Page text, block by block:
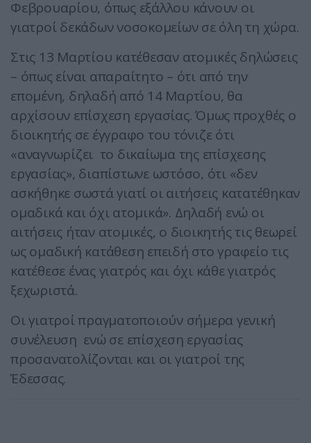
Φεβρουαρίου, όπως εξάλλου κάνουν οι
γιατροί δεκάδων νοσοκομείων σε όλη τη χώρα.
Στις 13 Μαρτίου κατέθεσαν ατομικές δηλώσεις
– όπως είναι απαραίτητο – ότι από την
επομένη, δηλαδή από 14 Μαρτίου, θα
αρχίσουν επίσχεση εργασίας. Όμως προχθές ο
διοικητής σε έγγραφο του τόνιζε ότι
«αναγνωρίζει το δικαίωμα της επίσχεσης
εργασίας», διαπίστωνε ωστόσο, ότι «δεν
ασκήθηκε σωστά γιατί οι αιτήσεις κατατέθηκαν
ομαδικά και όχι ατομικά». Δηλαδή ενώ οι
αιτήσεις ήταν ατομικές, ο διοικητής τις θεωρεί
ως ομαδική κατάθεση επειδή στο γραφείο τις
κατέθεσε ένας γιατρός και όχι κάθε γιατρός
ξεχωριστά.
Οι γιατροί πραγματοποιούν σήμερα γενική
συνέλευση ενώ σε επίσχεση εργασίας
προσανατολίζονται και οι γιατροί της
Έδεσσας.